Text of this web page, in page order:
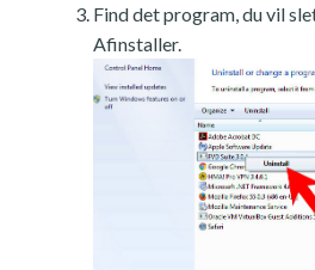
Find det program, du vil
Afinstaller.